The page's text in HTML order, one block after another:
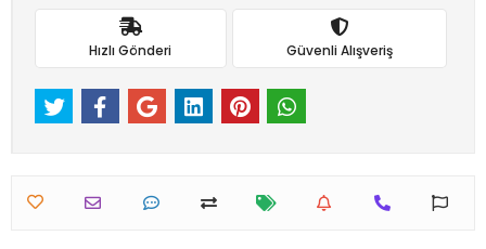
Hızlı Gönderi Güvenli Alışveriş